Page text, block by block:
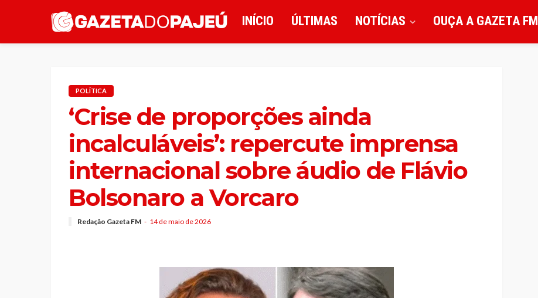
INÍCIO ÚLTIMAS NOTÍCIAS OUÇA A GAZETA FM
POLÍTICA
‘Crise de proporções ainda
incalculáveis’: repercute imprensa
internacional sobre áudio de Flávio
Bolsonaro a Vorcaro
Redação Gazeta FM 14 de maio de 2026